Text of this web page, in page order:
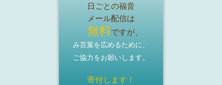
日ごとの福音
メール配信は
無料ですが、
み言葉を広めるために、
ご協力をお願いします。
寄付します！